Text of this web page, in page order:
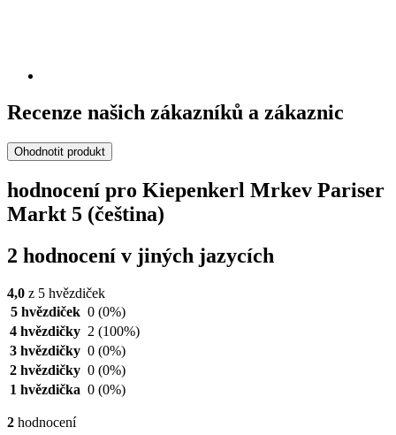
Recenze našich zákazníků a zákaznic
Ohodnotit produkt
hodnocení pro Kiepenkerl Mrkev Pariser
Markt 5 (čeština)
2 hodnocení v jiných jazycích
4,0 z 5 hvězdiček
5 hvězdiček 0 (0%)
4 hvězdičky 2 (100%)
3 hvězdičky 0 (0%)
2 hvězdičky 0 (0%)
1 hvězdička 0 (0%)
2 hodnocení